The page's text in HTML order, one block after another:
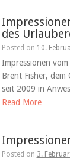
des
Posted on 10.
Impressionen
Brent Fisher, dem
seit 2009 in
Read More
Posted on 3.